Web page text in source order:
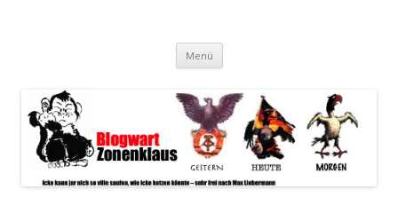
spiegeln im wesentlichen den Gesundheitszustand dieser unserer
Menü Zum
springen